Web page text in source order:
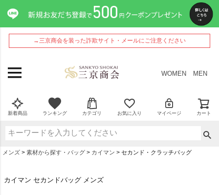
→三京商会を装った詐欺サイト・メールにご注意ください
WOMEN MEN
新着商品 ランキング カテゴリ お気に入り マイページ カート
メンズ 素材から探す・バッグ カイマン セカンド・クラッチバッグ
カイマン セカンドバッグ メンズ